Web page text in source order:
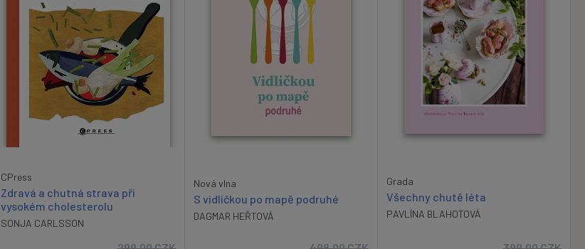
CPress
Zdravá a chutná strava při
vysokém cholesterolu
SONJA CARLSSON
Nová vlna
S vidličkou po mapě podruhé
DAGMAR HEŘTOVÁ
Grada
Všechny chutě léta
PAVLÍNA BLAHOTOVÁ